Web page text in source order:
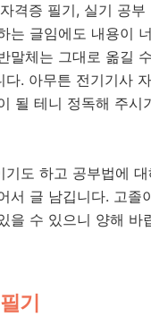
격증 필기, 실기 공부
는 글임에도 내용이
말체는 그대로 옮길
다. 아무튼 전기기사
될 테니 정독해 주시
기도 하고 공부법에
서 글 남깁니다. 고졸
을 수 있으니 양해 바
기